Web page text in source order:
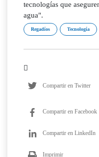
tecnologías que
agua".
Regadíos Tecnología
Compartir en Twitter
Compartir en Facebook
Compartir en LinkedIn
Imprimir